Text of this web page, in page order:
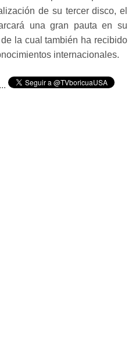
de su tercer disco, el
una gran pauta en su
la cual también ha recibido
internacionales.